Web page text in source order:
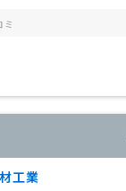
ミ
工業